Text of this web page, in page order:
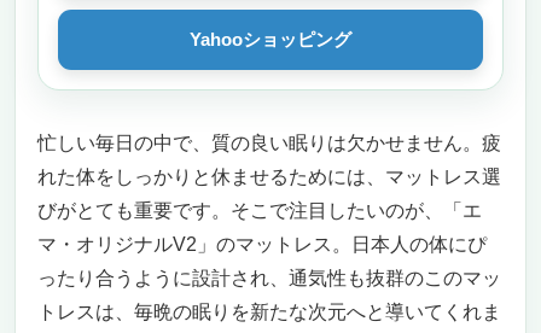
Yahooショッピング
忙しい毎日の中で、質の良い眠りは欠かせません。疲
れた体をしっかりと休ませるためには、マットレス選
びがとても重要です。そこで注目したいのが、「エ
マ・オリジナルV2」のマットレス。日本人の体にぴ
ったり合うように設計され、通気性も抜群のこのマッ
トレスは、毎晩の眠りを新たな次元へと導いてくれま